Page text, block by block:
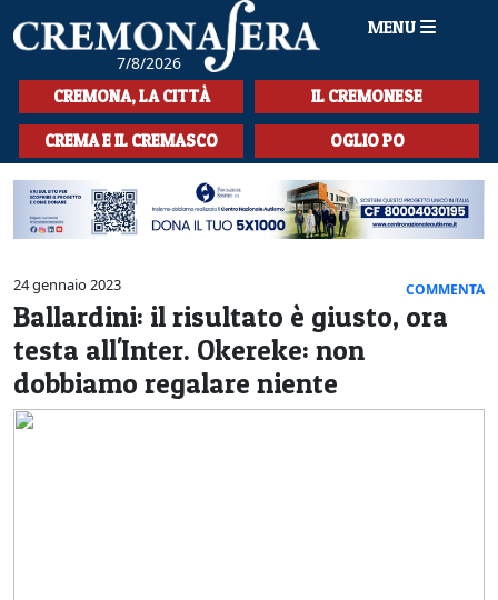
7/8/2026
MENU
HOME
CRONACA
SPORT
LA MUSICA
CULTURA
LA STORIA
SPETTACOLI
L'EDITORIALE
CREMONA, LA CITTÀ IL CREMONESE
CREMA E IL CREMASCO OGLIO PO
24 gennaio 2023 COMMENTA
Ballardini: il risultato è giusto, ora
testa all'Inter. Okereke: non
dobbiamo regalare niente